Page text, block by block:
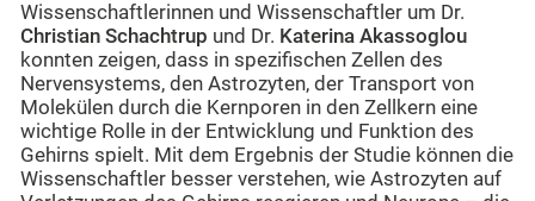
Wissenschaftlerinnen und Wissenschaftler um Dr.
Christian Schachtrup und Dr. Katerina Akassoglou
konnten zeigen, dass in spezifischen Zellen des
Nervensystems, den Astrozyten, der Transport von
Molekülen durch die Kernporen in den Zellkern eine
wichtige Rolle in der Entwicklung und Funktion des
Gehirns spielt. Mit dem Ergebnis der Studie können die
Wissenschaftler besser verstehen, wie Astrozyten auf